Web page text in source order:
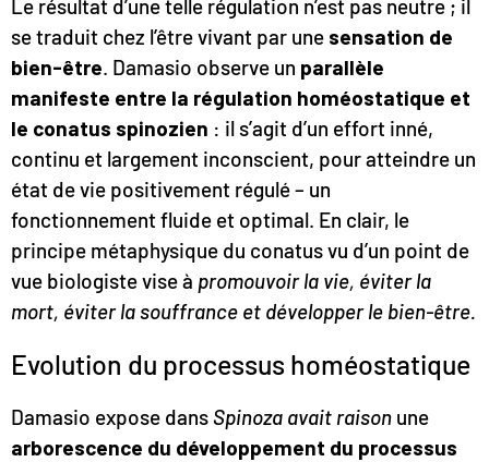
Le résultat d’une telle régulation n’est pas neutre ; il
se traduit chez l’être vivant par une sensation de
bien-être. Damasio observe un parallèle
manifeste entre la régulation homéostatique et
le conatus spinozien : il s’agit d’un effort inné,
continu et largement inconscient, pour atteindre un
état de vie positivement régulé – un
fonctionnement fluide et optimal. En clair, le
principe métaphysique du conatus vu d’un point de
vue biologiste vise à promouvoir la vie, éviter la
mort, éviter la souffrance et développer le bien-être.
Evolution du processus homéostatique
Damasio expose dans Spinoza avait raison une
arborescence du développement du processus